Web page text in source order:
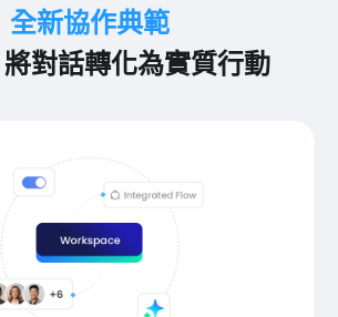
全新協作典範
對話轉化為實質行動